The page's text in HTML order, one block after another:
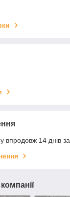
впродовж 14 днів